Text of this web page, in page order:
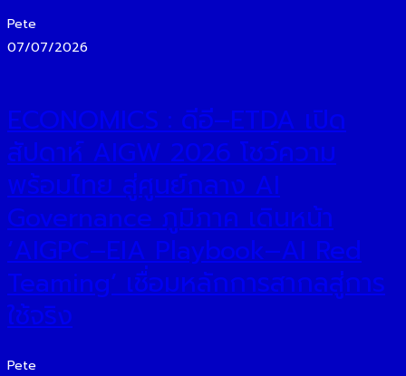
Pete
07/07/2026
ECONOMICS : ดีอี–ETDA เปิด
สัปดาห์ AIGW 2026 โชว์ความ
พร้อมไทย สู่ศูนย์กลาง AI
Governance ภูมิภาค เดินหน้า
‘AIGPC–EIA Playbook–AI Red
Teaming’ เชื่อมหลักการสากลสู่การ
ใช้จริง
Pete